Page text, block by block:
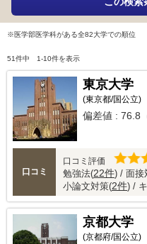
※医学部医学科がある全82大学での順位
51件中 1-10件を表示
東京大学
(東京都/国公立)
偏差値 : 76.8
口コミ
口コミ評価
勉強法(22件) / 面接
小論文対策(2件) /
京都大学
(京都府/国公立)